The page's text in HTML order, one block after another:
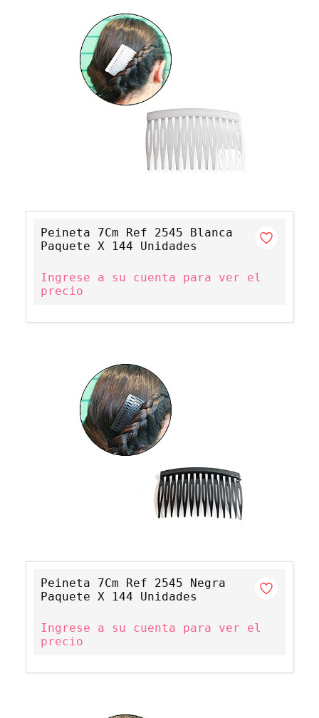
Peineta 7Cm Ref 2545 Blanca
Paquete X 144 Unidades
Ingrese a su cuenta para ver el
precio
Peineta 7Cm Ref 2545 Negra
Paquete X 144 Unidades
Ingrese a su cuenta para ver el
precio